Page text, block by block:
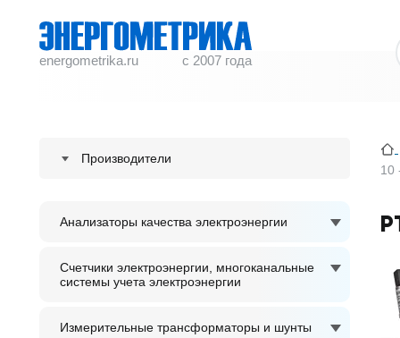
energometrika.ru с 2007 года
Производители
S plus S Regeltechnik GmbH
Анализаторы качества электроэнергии
Счетчики электроэнергии, многоканальные
системы учета электроэнергии
Измерительные трансформаторы и шунты
10